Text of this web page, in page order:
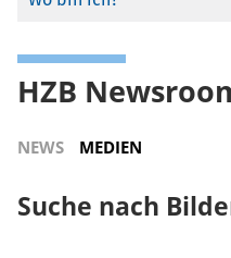
HZB
NEWS MEDIEN
Suche nach